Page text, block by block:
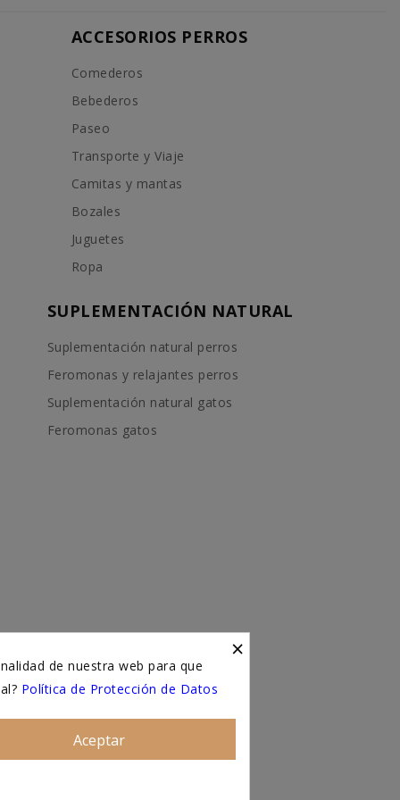
ACCESORIOS PERROS
Comederos
Bebederos
Paseo
Transporte y Viaje
Camitas y mantas
Bozales
Juguetes
Ropa
SUPLEMENTACIÓN NATURAL
Suplementación natural perros
Feromonas y relajantes perros
Suplementación natural gatos
Feromonas gatos
×
de nuestra web para que
Política de Protección de Datos
Aceptar